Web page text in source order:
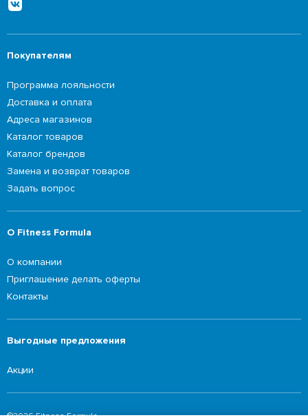
Покупателям
Программа лояльности
Доставка и оплата
Адреса магазинов
Каталог товаров
Каталог брендов
Замена и возврат товаров
Задать вопрос
О Fitness Formula
О компании
Приглашение делать оферты
Контакты
Выгодные предложения
Акции
©2026 Fitness Formula